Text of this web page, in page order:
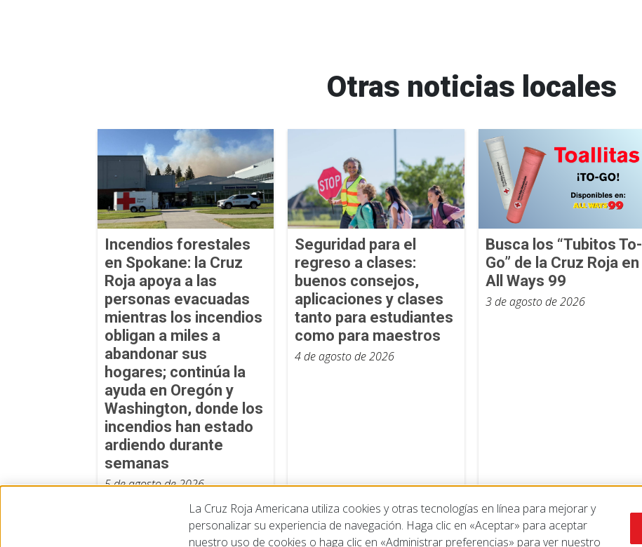
Otras noticias locales
Incendios forestales
en Spokane: la Cruz
Roja apoya a las
personas evacuadas
mientras los incendios
obligan a miles a
abandonar sus
hogares; continúa la
ayuda en Oregón y
Washington, donde los
incendios han estado
ardiendo durante
semanas
5 de agosto de 2026
Seguridad para el
regreso a clases:
buenos consejos,
aplicaciones y clases
tanto para estudiantes
como para maestros
4 de agosto de 2026
Busca los “Tubitos To-
Go” de la Cruz Roja en
All Ways 99
3 de agosto de 2026
La Cruz Roja Americana utiliza cookies y otras tecnologías en línea para mejorar y
personalizar su experiencia de navegación. Haga clic en «Aceptar» para aceptar
nuestro uso de cookies o haga clic en «Administrar preferencias» para ver nuestro